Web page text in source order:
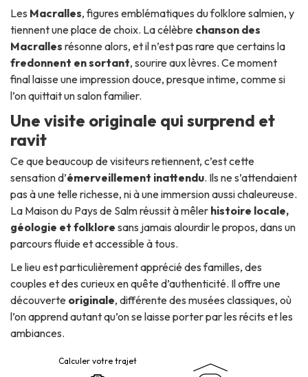
Les Macralles, figures emblématiques du folklore salmien, y
tiennent une place de choix. La célèbre chanson des
Macralles résonne alors, et il n’est pas rare que certains la
fredonnent en sortant, sourire aux lèvres. Ce moment
final laisse une impression douce, presque intime, comme si
l’on quittait un salon familier.
Une visite originale qui surprend et
ravit
Ce que beaucoup de visiteurs retiennent, c’est cette
sensation d’émerveillement inattendu. Ils ne s’attendaient
pas à une telle richesse, ni à une immersion aussi chaleureuse.
La Maison du Pays de Salm réussit à mêler histoire locale,
géologie et folklore sans jamais alourdir le propos, dans un
parcours fluide et accessible à tous.
Le lieu est particulièrement apprécié des familles, des
couples et des curieux en quête d’authenticité. Il offre une
découverte originale, différente des musées classiques, où
l’on apprend autant qu’on se laisse porter par les récits et les
ambiances.
Calculer votre trajet